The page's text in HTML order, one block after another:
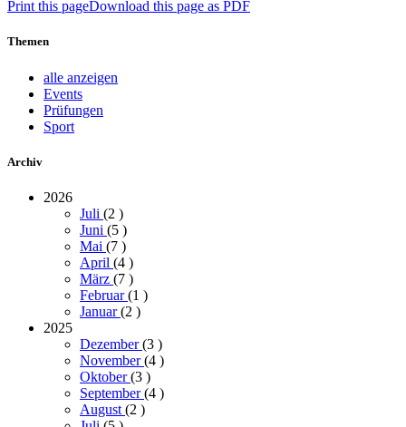
Print this pageDownload this page as PDF
Themen
alle anzeigen
Events
Prüfungen
Sport
Archiv
2026
Juli (2 )
Juni (5 )
Mai (7 )
April (4 )
März (7 )
Februar(1 )
Januar(2 )
2025
Dezember(3 )
November(4 )
Oktober(3 )
September(4 )
August (2 )